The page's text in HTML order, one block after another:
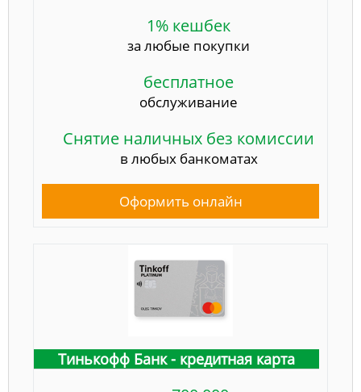
1% кешбек
за любые покупки
бесплатное
обслуживание
Снятие наличных без комиссии
в любых банкоматах
Оформить онлайн
Тинькофф Банк - кредитная карта